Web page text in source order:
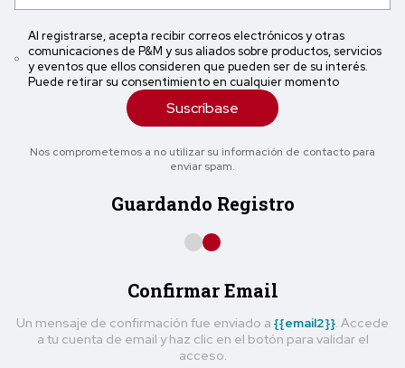
Al registrarse, acepta recibir correos electrónicos y otras
comunicaciones de P&M y sus aliados sobre productos, servicios
y eventos que ellos consideren que pueden ser de su interés.
Puede retirar su consentimiento en cualquier momento
Suscríbase
Nos comprometemos a no utilizar su información de contacto para
enviar spam.
Guardando Registro
Confirmar Email
Un mensaje de confirmación fue enviado a {{email2}} . Accede
a tu cuenta de email y haz clic en el botón para validar el
acceso.